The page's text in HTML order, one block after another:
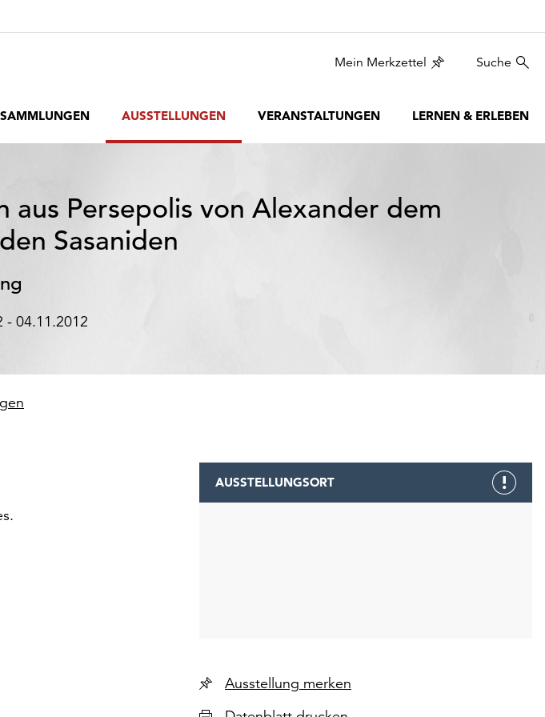
Mein Merkzettel Suche
SAMMLUNGEN AUSSTELLUNGEN VERANSTALTUNGEN LERNEN & ERLEBEN
aus Persepolis von Alexander dem
Sasaniden
- 04.11.2012
AUSSTELLUNGSORT
Ausstellung merken